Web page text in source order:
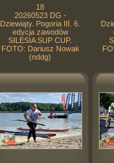
18
20260523 DG -
Dziewiąty. Pogoria III. 6.
edycja zawodów
SILESIA SUP CUP.
FOTO: Dariusz Nowak
(nddg)